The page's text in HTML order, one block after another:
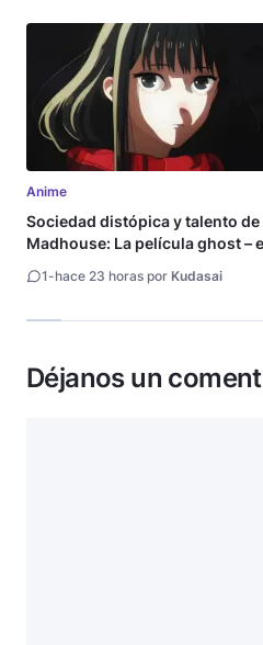
Anime
Sociedad distópica y talento de
Madhouse: La película ghost –
1-hace 23 horas por Kudasai
Déjanos un